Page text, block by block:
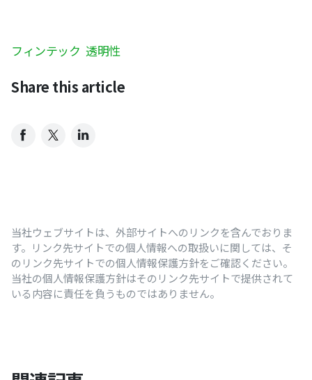
フィンテック 透明性
Share this article
当社ウェブサイトは、外部サイトへのリンクを含んでおりま
す。リンク先サイトでの個人情報への取扱いに関しては、そ
のリンク先サイトでの個人情報保護方針をご確認ください。
当社の個人情報保護方針はそのリンク先サイトで提供されて
いる内容に責任を負うものではありません。